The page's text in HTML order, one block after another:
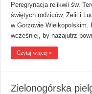
Peregrynacja relikwii św.
świętych rodziców, Zelii i
w Gorzowie Wielkopolskim.
wcześniej, by nazajutrz
Czytaj więcej »
Zielonogórska